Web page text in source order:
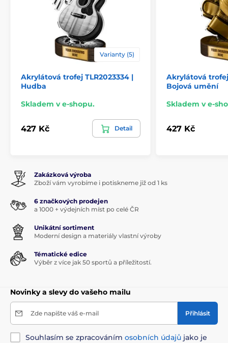
Varianty (5)
Akrylátová trofej TLR2023334 |
Hudba
Skladem v e-shopu.
427 Kč Detail
Akrylátová trofej
Bojová umění
Skladem v e-
427 Kč
Zakázková výroba
Zboží vám vyrobíme i potiskneme již od 1 ks
6 značkových prodejen
a 1000 + výdejních míst po celé ČR
Unikátní sortiment
Moderní design a materiály vlastní výroby
Tématické edice
Výběr z více jak 50 sportů a příležitostí.
Novinky a slevy do vašeho mailu
Zde napište váš e-mail Přihlásit
Souhlasím se zpracováním osobních údajů jako je